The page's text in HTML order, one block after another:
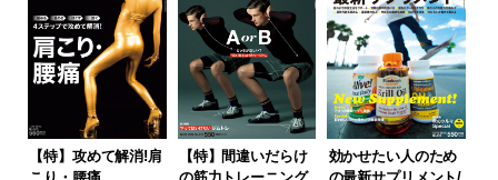
【特】攻めて解消!肩
【特】間違いだらけ
効かせたい人のため